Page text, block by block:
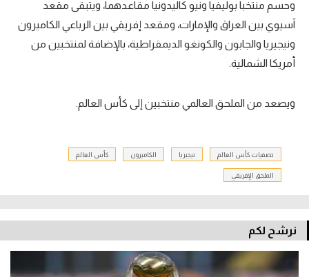
وحسم منتخبا بوليفيا ونيو كاليدونيا مقاعدهما، ويتبقى مقعد
آسيوي بين العراق والإمارات، ومقعد إفريقي بين الرباعي الكاميرون
ونيجيريا والجابون والكونغو الديمقراطية، بالإضافة لمنتخبين من
أمريكا الشمالية.
ويصعد من الملحق العالمي منتخبين إلى كأس العالم.
تصفيات كأس العالم نيجيريا الكاميرون كأس العالم
الملحق الإفريقي
نرشح لكم